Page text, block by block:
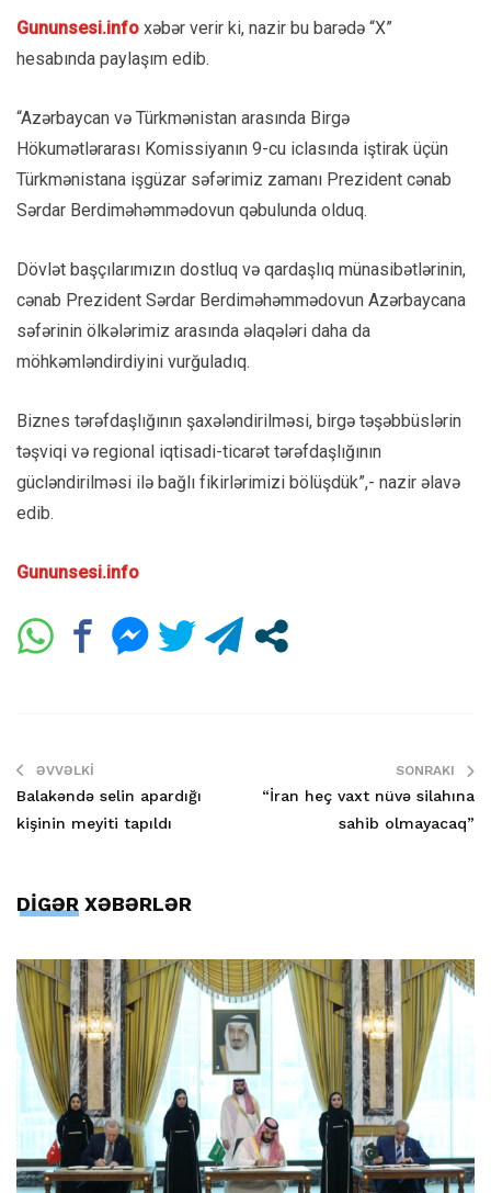
Gununsesi.info xəbər verir ki, nazir bu barədə “X”
hesabında paylaşım edib.
“Azərbaycan və Türkmənistan arasında Birgə
Hökumətlərarası Komissiyanın 9-cu iclasında iştirak üçün
Türkmənistana işgüzar səfərimiz zamanı Prezident cənab
Sərdar Berdiməhəmmədovun qəbulunda olduq.
Dövlət başçılarımızın dostluq və qardaşlıq münasibətlərinin,
cənab Prezident Sərdar Berdiməhəmmədovun Azərbaycana
səfərinin ölkələrimiz arasında əlaqələri daha da
möhkəmləndirdiyini vurğuladıq.
Biznes tərəfdaşlığının şaxələndirilməsi, birgə təşəbbüslərin
təşviqi və regional iqtisadi-ticarət tərəfdaşlığının
gücləndirilməsi ilə bağlı fikirlərimizi bölüşdük”,- nazir əlavə
edib.
Gununsesi.info
ƏVVƏLKI
Balakəndə selin apardığı
kişinin meyiti tapıldı
SONRAKI
“İran heç vaxt nüvə silahına
sahib olmayacaq”
DİGƏR XƏBƏRLƏR